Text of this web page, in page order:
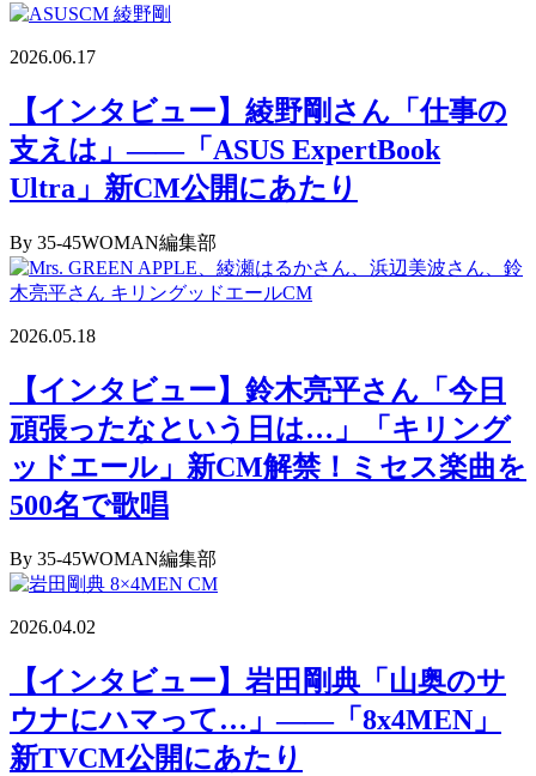
2026.06.17
【インタビュー】綾野剛さん「仕事の
支えは」――「ASUS ExpertBook
Ultra」新CM公開にあたり
By 35-45WOMAN編集部
2026.05.18
【インタビュー】鈴木亮平さん「今日
頑張ったなという日は…」「キリング
ッドエール」新CM解禁！ミセス楽曲を
500名で歌唱
By 35-45WOMAN編集部
2026.04.02
【インタビュー】岩田剛典「山奥のサ
ウナにハマって…」――「8x4MEN」
新TVCM公開にあたり